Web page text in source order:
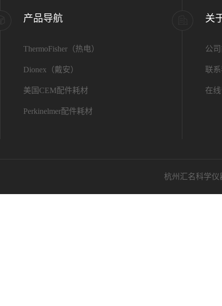
产品导航
ThermoFisher（热电）
Dionex（戴安）
美国CEM配件耗材
Perkinelmer配件耗材
关
公
联
在
杭州汇名科学仪